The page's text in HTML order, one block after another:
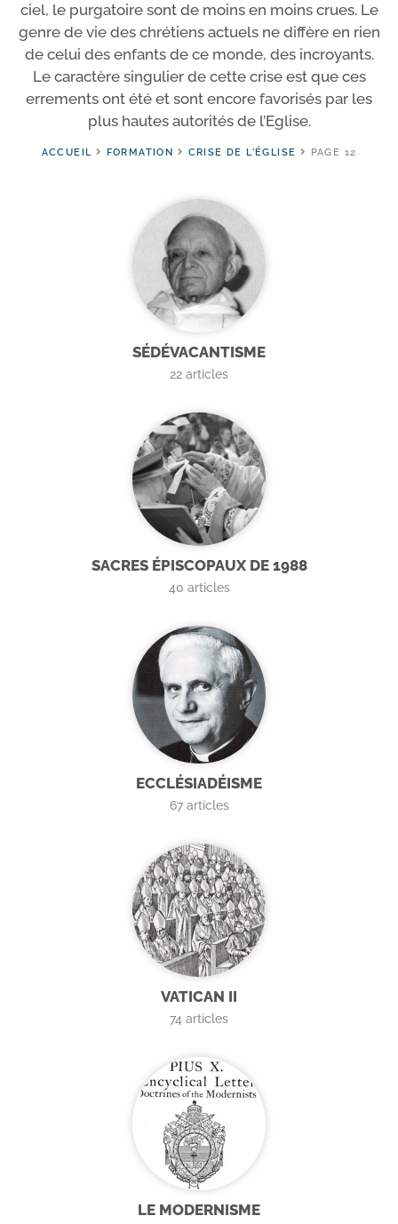
ciel, le pur­ga­toire sont de moins en moins crues. Le
genre de vie des chré­tiens actuels ne dif­fère en rien
de celui des enfants de ce monde, des incroyants.
Le carac­tère sin­gu­lier de cette crise est que ces
erre­ments ont été et sont encore favo­ri­sés par les
plus hautes auto­ri­tés de l’Eglise.
ACCUEIL FORMATION CRISE DE L'ÉGLISE PAGE 12
SÉDÉVACANTISME
22 articles
SACRES ÉPISCOPAUX DE 1988
40 articles
ECCLÉSIADÉISME
67articles
VATICAN II
74 articles
LE MODERNISME